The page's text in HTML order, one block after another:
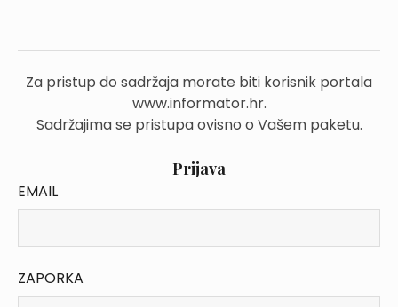
Za pristup do sadržaja morate biti korisnik portala
www.informator.hr.
Sadržajima se pristupa ovisno o Vašem paketu.
Prijava
EMAIL
ZAPORKA